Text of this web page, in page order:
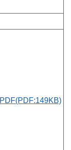
PDF(PDF:149KB)